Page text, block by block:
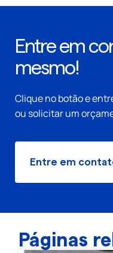
Entre em
mesmo!
Clique no botão e
ou solicitar um
Entre em
Páginas